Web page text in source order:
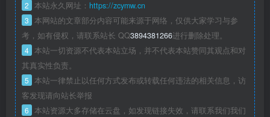
2 本站永久网址： https://zcymw.cn
3 本网站的文章部分内容可能来源于网络，仅供大家学习与参
考，如有侵权，请联系站长 QQ3894381266进行删除处理。
4 本站一切资源不代表本站立场，并不代表本站赞同其观点和对
其真实性负责。
5 本站一律禁止以任何方式发布或转载任何违法的相关信息，访
客发现请向站长举报
6 本站资源大多存储在云盘，如发现链接失效，请联系我们我们